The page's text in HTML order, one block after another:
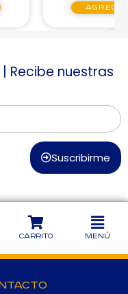
Recibe nuestras
Suscribirme
Carrito Menú